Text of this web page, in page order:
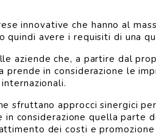
innovative che hanno al
quindi avere i requisiti di una
aziende che, a partire dal
in considerazione le
sfruttano approcci sinergici
considerazione quella parte
dei costi e